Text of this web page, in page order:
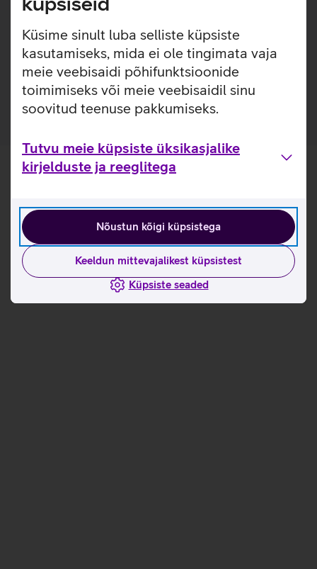
Küsime sinult luba selliste küpsiste
kasutamiseks, mida ei ole tingimata vaja
meie veebisaidi põhifunktsioonide
toimimiseks või meie veebisaidil sinu
soovitud teenuse pakkumiseks.
Tutvu meie küpsiste üksikasjalike
kirjelduste ja reeglitega
Nõustun kõigi küpsistega
Keeldun mittevajalikest küpsistest
Küpsiste seaded
kestvus kuni 15 kuud, arvutatud kasutusega kuni 8h
Kasulikud lingid
Tutvu Asus WT300 hiire omadustega